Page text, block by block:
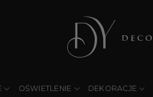
OŚWIETLENIE DEKORACJE